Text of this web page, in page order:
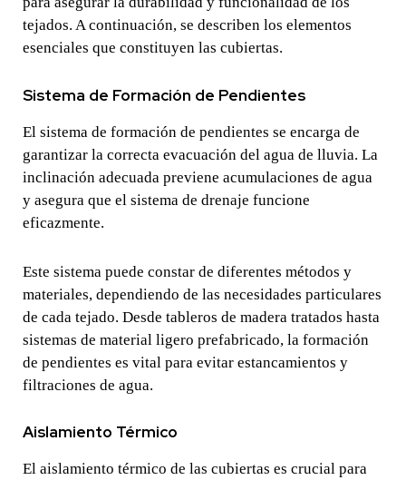
tejados. A continuación, se describen los elementos
esenciales que constituyen las cubiertas.
Sistema de Formación de Pendientes
El sistema de formación de pendientes se encarga de
garantizar la correcta evacuación del agua de lluvia. La
inclinación adecuada previene acumulaciones de agua
y asegura que el sistema de drenaje funcione
eficazmente.
Este sistema puede constar de diferentes métodos y
materiales, dependiendo de las necesidades particulares
de cada tejado. Desde tableros de madera tratados hasta
sistemas de material ligero prefabricado, la formación
de pendientes es vital para evitar estancamientos y
filtraciones de agua.
Aislamiento Térmico
El aislamiento térmico de las cubiertas es crucial para